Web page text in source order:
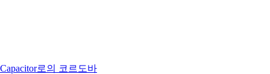
Capacitor로의 코르도바